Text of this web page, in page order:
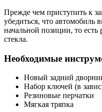
Прежде чем приступить к
убедиться, что автомобиль
начальной позиции, то есть
стекла.
Необходимые
Новый задний
Набор ключей (в
Резиновые перчатки
Мягкая тряпка